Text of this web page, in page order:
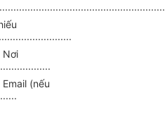
Nơi
Email (nếu